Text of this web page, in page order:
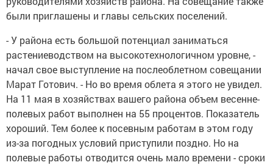
были приглашены и главы сельских поселений.
- У района есть большой потенциал заниматься
растениеводством на высокотехнологичном уровне, -
начал свое выступление на послеоблетном совещании
Марат Готович. - Но во время облета я этого не увидел.
На 11 мая в хозяйствах вашего района объем весенне-
полевых работ выполнен на 55 процентов. Показатель
хороший. Тем более к посевным работам в этом году
из-за погодных условий приступили поздно. Но на
полевые работы отводится очень мало времени - сроки